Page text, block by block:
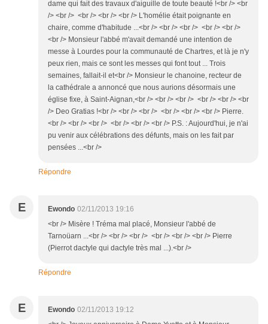
dame qui fait des travaux d'aiguille de toute beauté !<br /> <br
/> <br /> <br /> <br /> <br /> L'homélie était poignante en
chaire, comme d'habitude ...<br /> <br /> <br /> <br /> <br />
<br /> Monsieur l'abbé m'avait demandé une intention de
messe à Lourdes pour la communauté de Chartres, et là je n'y
peux rien, mais ce sont les messes qui font tout ... Trois
semaines, fallait-il et<br /> Monsieur le chanoine, recteur de
la cathédrale a annoncé que nous aurions désormais une
église fixe, à Saint-Aignan,<br /> <br /> <br /> <br /> <br /> <br
/> Deo Gratias !<br /> <br /> <br /> <br /> <br /> <br /> Pierre.
<br /> <br /> <br /> <br /> <br /> <br /> P.S. : Aujourd'hui, je n'ai
pu venir aux célébrations des défunts, mais on les fait par
pensées ...<br />
Répondre
E Ewondo 02/11/2013 19:16
<br /> Misère ! Tréma mal placé, Monsieur l'abbé de
Tarnoüarn ...<br /> <br /> <br /> <br /> <br /> <br /> Pierre
(Pierrot dactyle qui dactyle très mal ...).<br />
Répondre
E Ewondo 02/11/2013 19:12